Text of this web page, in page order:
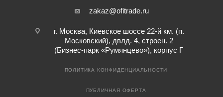
zakaz@ofitrade.ru
г. Москва, Киевское шоссе 22-й км. (п.
Московский), двлд. 4, строен. 2
(Бизнес-парк «Румянцево»), корпус Г
ПОЛИТИКА КОНФИДЕНЦИАЛЬНОСТИ
ПУБЛИЧНАЯ ОФЕРТА